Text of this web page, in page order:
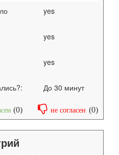
yes
yes
yes
До 30 минут
не согласен (0)
(0)